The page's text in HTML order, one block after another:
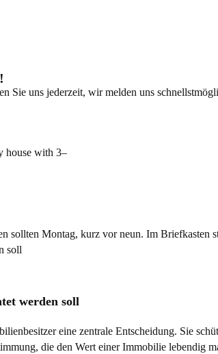
uns jederzeit, wir melden uns
sollten Montag, kurz vor neun. Im
werden soll
eine zentrale Entscheidung. Sie